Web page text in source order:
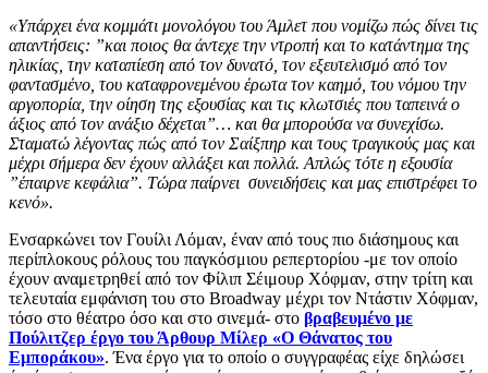
«Υπάρχει ένα κομμάτι μονολόγου του Άμλετ που νομίζω πώς δίνει τις
απαντήσεις: ”και ποιος θα άντεχε την ντροπή και το κατάντημα της
ηλικίας, την καταπίεση από τον δυνατό, τον εξευτελισμό από τον
φαντασμένο, του καταφρονεμένου έρωτα τον καημό, του νόμου την
αργοπορία, την οίηση της εξουσίας και τις κλωτσιές που ταπεινά ο
άξιος από τον ανάξιο δέχεται”… και θα μπορούσα να συνεχίσω.
Σταματώ λέγοντας πώς από τον Σαίξπηρ και τους τραγικούς μας και
μέχρι σήμερα δεν έχουν αλλάξει και πολλά. Απλώς τότε η εξουσία
”έπαιρνε κεφάλια”. Τώρα παίρνει συνειδήσεις και μας επιστρέφει το
κενό».
Ενσαρκώνει τον Γουίλι Λόμαν, έναν από τους πιο διάσημους και
περίπλοκους ρόλους του παγκόσμιου ρεπερτορίου -με τον οποίο
έχουν αναμετρηθεί από τον Φίλιπ Σέιμουρ Χόφμαν, στην τρίτη και
τελευταία εμφάνιση του στο Broadway μέχρι τον Ντάστιν Χόφμαν,
τόσο στο θέατρο όσο και στο σινεμά- στο βραβευμένο με
Πούλιτζερ έργο του Άρθουρ Μίλερ «Ο Θάνατος του
Εμποράκου». Ένα έργο για το οποίο ο συγγραφέας είχε δηλώσει